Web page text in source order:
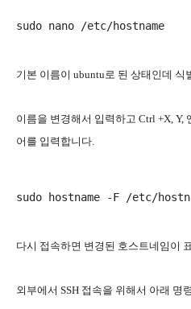
기본 이름이 ubuntu로 된 상태인데
이름을 변경해서 입력하고 Ctrl +X, Y,
어를 입력합니다.
다시 접속하면 변경된 호스트네임이
외부에서 SSH 접속을 위해서 아래 명